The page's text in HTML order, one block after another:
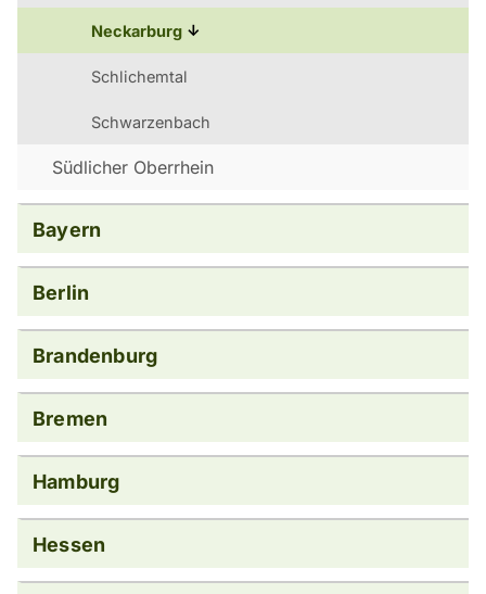
Neckarburg
Schlichemtal
Schwarzenbach
Südlicher Oberrhein
Bayern
Berlin
Brandenburg
Bremen
Hamburg
Hessen